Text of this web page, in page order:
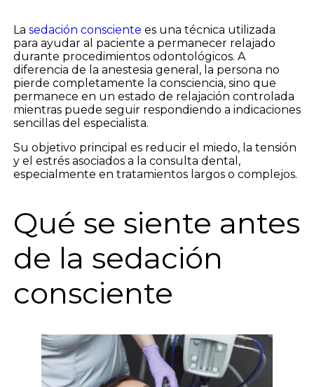
La sedación consciente es una técnica utilizada
para ayudar al paciente a permanecer relajado
durante procedimientos odontológicos. A
diferencia de la anestesia general, la persona no
pierde completamente la consciencia, sino que
permanece en un estado de relajación controlada
mientras puede seguir respondiendo a indicaciones
sencillas del especialista.
Su objetivo principal es reducir el miedo, la tensión
y el estrés asociados a la consulta dental,
especialmente en tratamientos largos o complejos.
Qué se siente antes
de la sedación
consciente